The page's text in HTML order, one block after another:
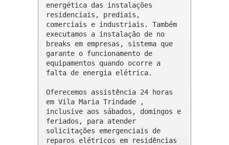
energética das instalações
residenciais, prediais,
comerciais e industriais. Também
executamos a instalação de no
breaks em empresas, sistema que
garante o funcionamento de
equipamentos quando ocorre a
falta de energia elétrica.
Oferecemos assistência 24 horas
em Vila Maria Trindade ,
inclusive aos sábados, domingos e
feriados, para atender
solicitações emergenciais de
reparos elétricos em residências